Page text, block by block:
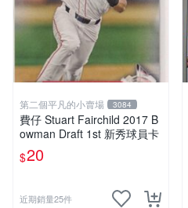
第二個平凡的小賣場 3084
費仔 Stuart Fairchild 2017 B
owman Draft 1st 新秀球員卡
$20
近期銷量25件